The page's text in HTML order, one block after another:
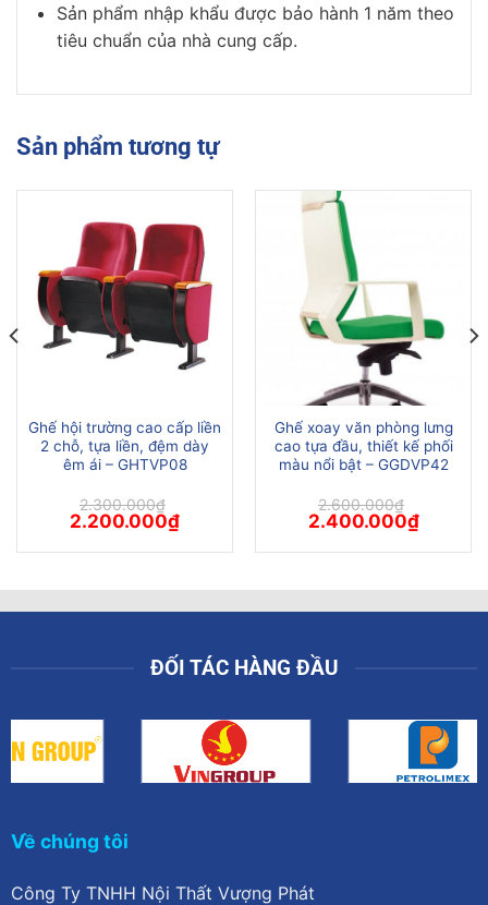
Sản phẩm nhập khẩu được bảo hành 1 năm theo
tiêu chuẩn của nhà cung cấp.
Sản phẩm tương tự
Ghế hội trường cao cấp liền
2 chỗ, tựa liền, đệm dày
êm ái – GHTVP08
2.300.000₫
Giá
gốc
là:
2.200.000₫Giá
tại
Ghế xoay văn phòng lưng
cao tựa đầu, thiết kế phối
màu nổi bật – GGDVP42
2.600.000₫
Giá
gốc
là:
2.400.000₫Giá
hiện
tại
ĐỐI TÁC HÀNG ĐẦU
Về chúng tôi
Công Ty TNHH Nội Thất Vượng Phát